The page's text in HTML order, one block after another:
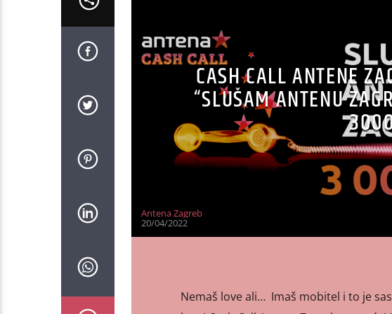
CASH CALL ANTENE
“SLUŠAM ANTENU
Antena Zagreb
20/04/2022
Nemaš love ali… Imaš mobitel i to je